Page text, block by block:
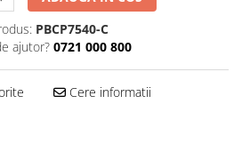
PBCP7540-C
ajutor? 0721 000 800
Cere informatii